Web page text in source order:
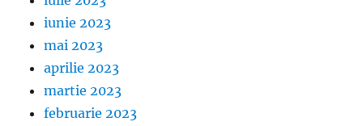
iunie 2023
mai 2023
aprilie 2023
martie 2023
februarie 2023